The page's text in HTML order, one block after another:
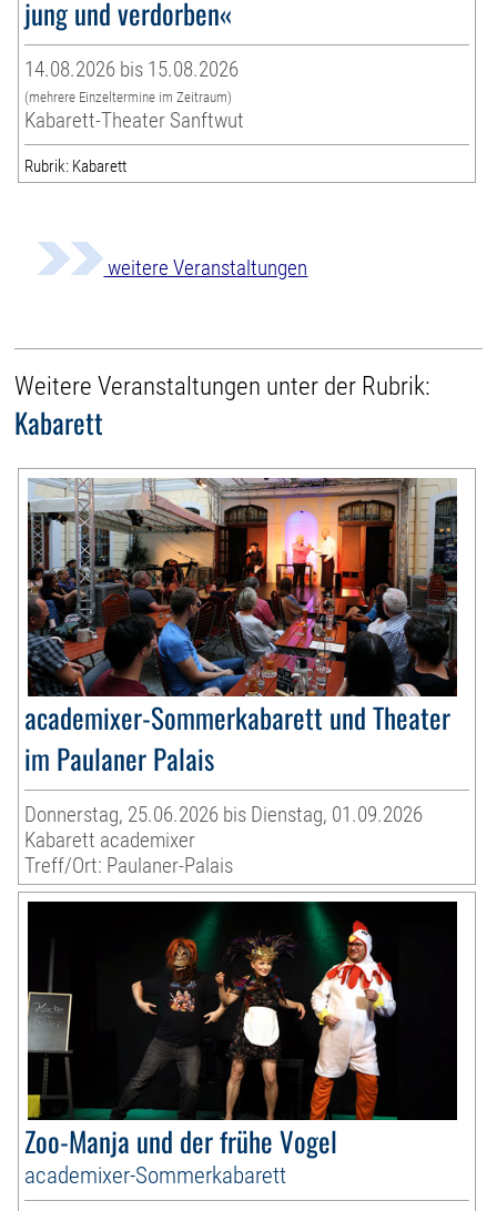
jung und verdorben«
14.08.2026 bis 15.08.2026
(mehrere Einzeltermine im Zeitraum)
Kabarett-Theater Sanftwut
Rubrik: Kabarett
weitere Veranstaltungen
Weitere Veranstaltungen unter der Rubrik:
Kabarett
academixer-Sommerkabarett und Theater
im Paulaner Palais
Donnerstag, 25.06.2026 bis Dienstag, 01.09.2026
Kabarett academixer
Treff/Ort: Paulaner-Palais
Zoo-Manja und der frühe Vogel
academixer-Sommerkabarett